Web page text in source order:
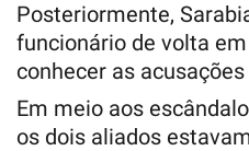
Posteriormente,
funcionário de volta
conhecer as
Em meio aos
os dois aliados